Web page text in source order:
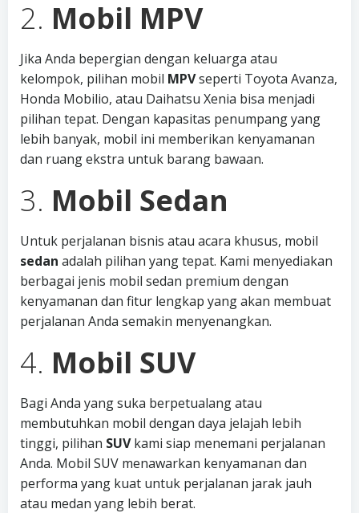
2. Mobil MPV
Jika Anda bepergian dengan keluarga atau
kelompok, pilihan mobil MPVseperti Toyota Avanza,
Honda Mobilio, atau Daihatsu Xenia bisa menjadi
pilihan tepat. Dengan kapasitas penumpang yang
lebih banyak, mobil ini memberikan kenyamanan
dan ruang ekstra untuk barang bawaan.
3. Mobil Sedan
Untuk perjalanan bisnis atau acara khusus, mobil
sedan adalah pilihan yang tepat. Kami menyediakan
berbagai jenis mobil sedan premium dengan
kenyamanan dan fitur lengkap yang akan membuat
perjalanan Anda semakin menyenangkan.
4. Mobil SUV
Bagi Anda yang suka berpetualang atau
membutuhkan mobil dengan daya jelajah lebih
tinggi, pilihan SUVkami siap menemani perjalanan
Anda. Mobil SUV menawarkan kenyamanan dan
performa yang kuat untuk perjalanan jarak jauh
atau medan yang lebih berat.